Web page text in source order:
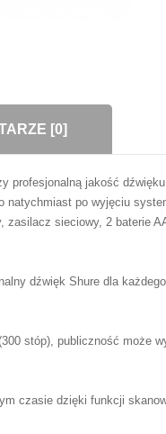
[0]
profesjonalną jakość
po wyjęciu
sieciowy, 2 baterie
dźwięk Shure dla
stóp), publiczność może
czasie dzięki funkcji